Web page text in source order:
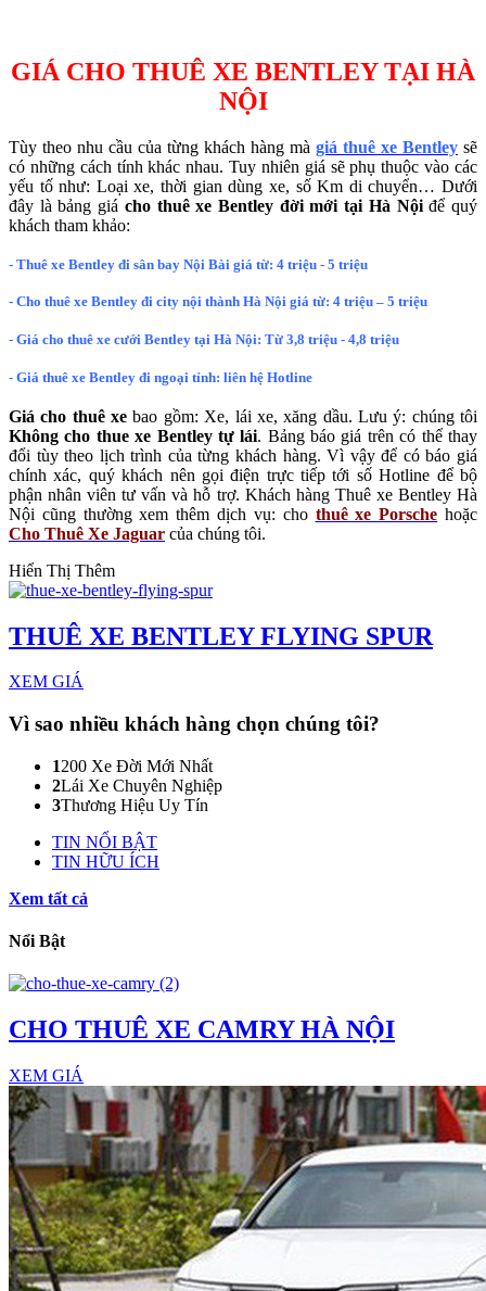
GIÁ CHO THUÊ XE BENTLEY TẠI HÀ
NỘI
Tùy theo nhu cầu của từng khách hàng mà giá thuê xe Bentley sẽ
có những cách tính khác nhau. Tuy nhiên giá sẽ phụ thuộc vào các
yếu tố như: Loại xe, thời gian dùng xe, số Km di chuyển… Dưới
đây là bảng giá cho thuê xe Bentley đời mới tại Hà Nộiđể quý
khách tham khảo:
- Thuê xe Bentley đi sân bay Nội Bài giá từ: 4 triệu - 5 triệu
- Cho thuê xe Bentley đi city nội thành Hà Nội giá từ: 4 triệu – 5 triệu
- Giá cho thuê xe cưới Bentley tại Hà Nội: Từ 3,8 triệu - 4,8 triệu
- Giá thuê xe Bentley đi ngoại tỉnh: liên hệ Hotline
Giá cho thuê xe bao gồm: Xe, lái xe, xăng dầu. Lưu ý: chúng tôi
Không cho thue xe Bentley tự lái. Bảng báo giá trên có thể thay
đổi tùy theo lịch trình của từng khách hàng. Vì vậy để có báo giá
chính xác, quý khách nên gọi điện trực tiếp tới số Hotline để bộ
phận nhân viên tư vấn và hỗ trợ. Khách hàng Thuê xe Bentley Hà
Nội cũng thường xem thêm dịch vụ: cho thuê xe Porsche hoặc
Cho Thuê Xe Jaguar của chúng tôi.
Hiển Thị Thêm
THUÊ XE BENTLEY FLYING SPUR
XEM GIÁ
Vì sao nhiều khách hàng chọn chúng tôi?
1200 Xe Đời Mới Nhất
2Lái Xe Chuyên Nghiệp
3Thương Hiệu Uy Tín
TIN NỔI BẬT
TIN HỮU ÍCH
Xem tất cả
Nổi Bật
CHO THUÊ XE CAMRY HÀ NỘI
XEM GIÁ